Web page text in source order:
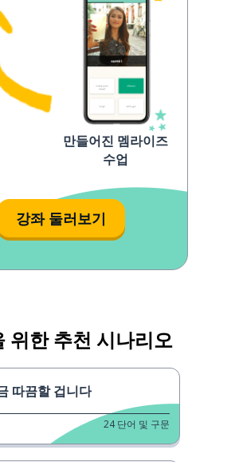
만들어진 멤라이즈
수업
강좌 둘러보기
위한 추천 시나리오
따끔할 겁니다
24 단어 및 구문